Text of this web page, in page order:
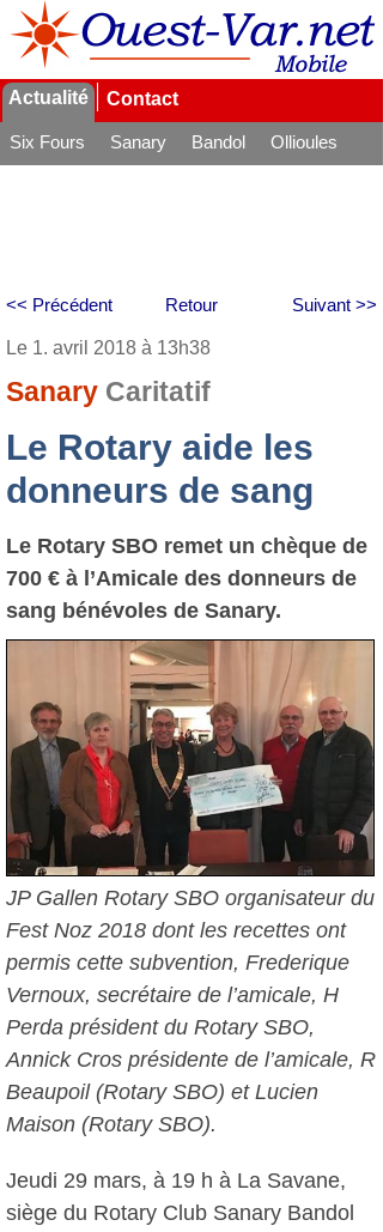
Actualité Contact
Six Fours Sanary Bandol
Ollioules
Retour
<< Précédent Suivant >>
Le 1. avril 2018 à 13h38
Sanary Caritatif
Le Rotary aide les
donneurs de sang
Le Rotary SBO remet un chèque de
700 € à l’Amicale des donneurs de
sang bénévoles de Sanary.
JP Gallen Rotary SBO organisateur du
Fest Noz 2018 dont les recettes ont
permis cette subvention, Frederique
Vernoux, secrétaire de l’amicale, H
Perda président du Rotary SBO,
Annick Cros présidente de l’amicale, R
Beaupoil (Rotary SBO) et Lucien
Maison (Rotary SBO).
Jeudi 29 mars, à 19 h à La Savane,
siège du Rotary Club Sanary Bandol